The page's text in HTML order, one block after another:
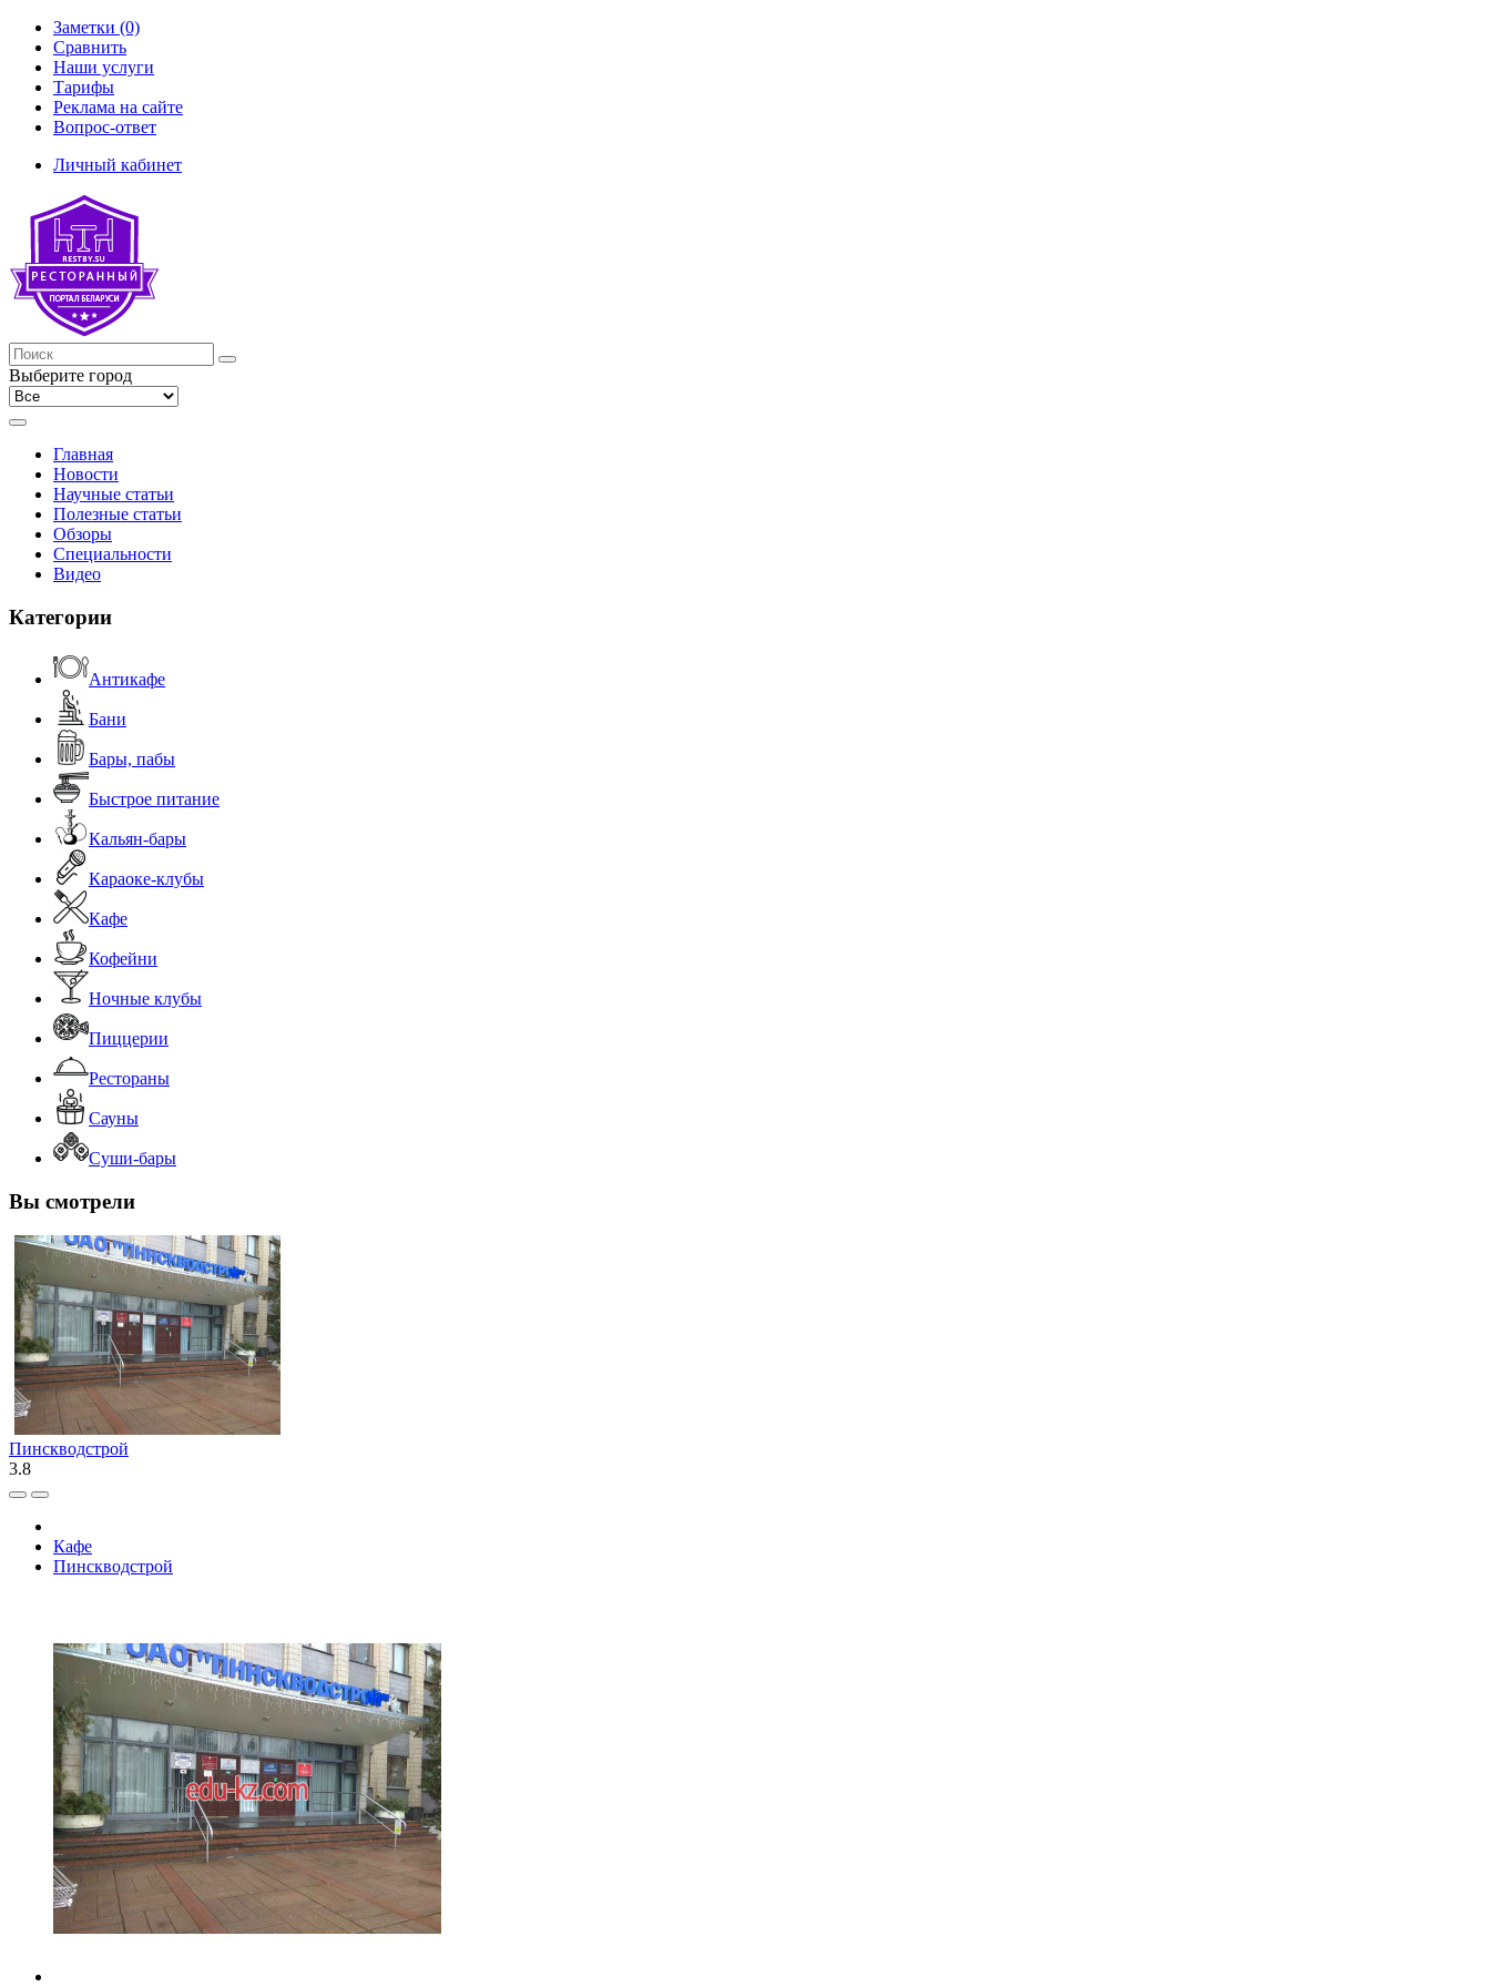
Заметки (0)
Сравнить
Наши услуги
Тарифы
Реклама на сайте
Вопрос-ответ
Личный кабинет
Выберите город
Главная
Новости
Научные статьи
Полезные статьи
Обзоры
Специальности
Видео
Категории
Антикафе
Бани
Бары, пабы
Быстрое питание
Кальян-бары
Караоке-клубы
Кафе
Кофейни
Ночные клубы
Пиццерии
Рестораны
Сауны
Суши-бары
Вы смотрели
Пинскводстрой
3.8
Кафе
Пинскводстрой